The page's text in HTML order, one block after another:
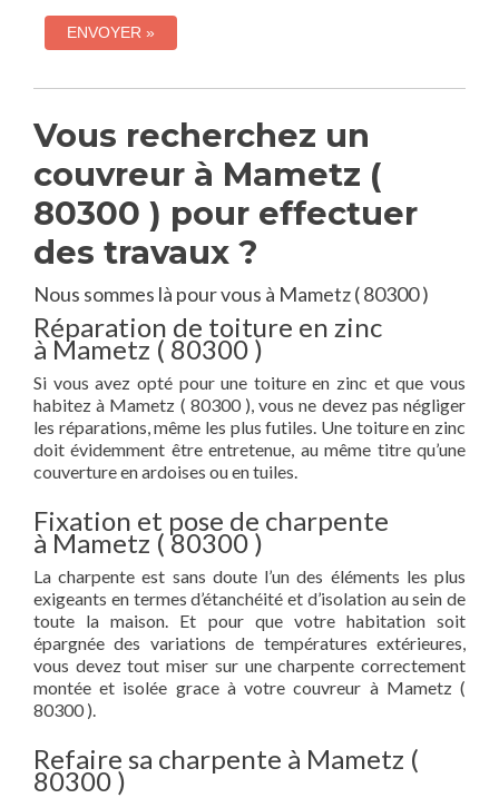
Vous recherchez un
couvreur à Mametz (
80300 ) pour effectuer
des travaux ?
Nous sommes là pour vous à Mametz ( 80300 )
Réparation de toiture en zinc
à Mametz ( 80300 )
Si vous avez opté pour une toiture en zinc et que vous
habitez à Mametz ( 80300 ), vous ne devez pas négliger
les réparations, même les plus futiles. Une toiture en zinc
doit évidemment être entretenue, au même titre qu’une
couverture en ardoises ou en tuiles.
Fixation et pose de charpente
à Mametz ( 80300 )
La charpente est sans doute l’un des éléments les plus
exigeants en termes d’étanchéité et d’isolation au sein de
toute la maison. Et pour que votre habitation soit
épargnée des variations de températures extérieures,
vous devez tout miser sur une charpente correctement
montée et isolée grace à votre couvreur à Mametz (
80300 ).
Refaire sa charpente à Mametz (
80300 )